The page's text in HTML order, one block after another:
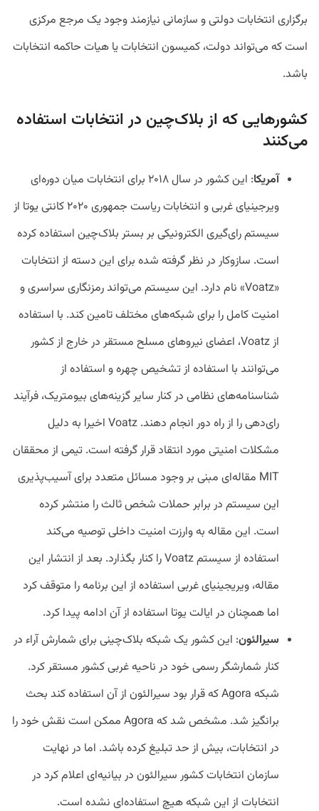
برگزاری انتخابات دولتی و سازمانی نیازمند وجود یک مرجع مرکزی
است که می‌تواند دولت، کمیسون انتخابات یا هیات حاکمه انتخابات
باشد.
کشورهایی که از بلاک‌چین در انتخابات استفاده
می‌کنند
آمریکا
: این کشور در سال ۲۰۱۸ برای انتخابات میان دوره‌ای
ویرجینیای غربی و انتخابات ریاست جمهوری ۲۰۲۰ کانتی یوتا از
سیستم رای‌گیری الکترونیکی بر بستر بلاک‌چین استفاده کرده
است. سازوکار در نظر گرفته شده برای این دسته از انتخابات
«Voatz» نام دارد. این سیستم می‌تواند رمزنگاری سراسری و
امنیت کامل را برای شبکه‌های مختلف تامین کند. با استفاده
از Voatz، اعضای نیروهای مسلح مستقر در خارج از کشور
می‌توانند با استفاده از تشخیص چهره و استفاده از
شناسنامه‌های نظامی در کنار سایر گزینه‌های بیومتریک، فرآیند
رای‌دهی را از راه دور انجام دهند. Voatz اخیرا به دلیل
مشکلات امنیتی مورد انتقاد قرار گرفته است. تیمی از محققان
MIT مقاله‌ای مبنی بر وجود مسائل متعدد برای آسیب‌پذیری
این سیستم در برابر حملات شخص ثالث را منتشر کرده
است. این مقاله به وارزت امنیت داخلی توصیه می‌کند
استفاده از سیستم Voatz را کنار بگذارد. بعد از انتشار این
مقاله، ویریجینیای غربی استفاده از این برنامه‌ را متوقف کرد
اما همچنان در ایالت یوتا استفاده از آن ادامه پیدا کرد.
سیرالئون: این کشور یک شبکه بلاک‌چینی برای شمارش آراء در
کنار شمارشگر رسمی خود در ناحیه غربی کشور مستقر کرد.
شبکه Agora که قرار بود سیرالئون از آن استفاده کند بحث
برانگیز شد. مشخص شد که Agora ممکن است نقش خود را
در انتخابات، بیش از حد تبلیغ کرده باشد. اما در نهایت
سازمان انتخابات کشور سیرالئون در بیانیه‌ای اعلام کرد در
انتخابات از این شبکه هیچ استفاده‌ای نشده است.